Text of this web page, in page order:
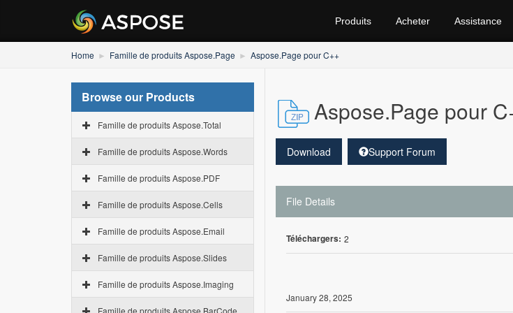
Produits Acheter Assistance
Home Famille de produits Aspose.Page Aspose.Page pour C++
Browse our Products
Famille de produits Aspose.Total
Famille de produits Aspose.Words
Famille de produits Aspose.PDF
Famille de produits Aspose.Cells
Famille de produits Aspose.Email
Famille de produits Aspose.Slides
Famille de produits Aspose.Imaging
Famille de produits Aspose.BarCode
Aspose.Page pour
Download Support Forum
File Details
Téléchargers: 2
January 28, 2025